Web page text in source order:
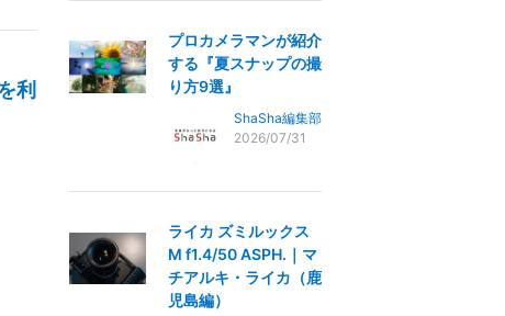
利
プロカメラマンが紹介
する『夏スナップの撮
り方9選』
ShaSha編集部
2026/07/31
ライカ ズミルックス
M f1.4/50 ASPH.｜マ
チアルキ・ライカ（鹿
児島編）